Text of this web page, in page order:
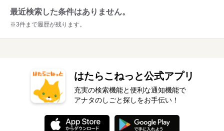
最近検索した条件はありません。
※3件まで履歴が残ります。
はたらこねっと公式アプリ
充実の検索機能と便利な通知機能で
アナタのしごと探しをお手伝い！